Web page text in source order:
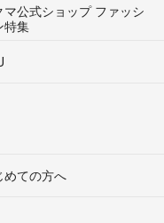
マ公式ショップ ファッシ
特集
めての方へ